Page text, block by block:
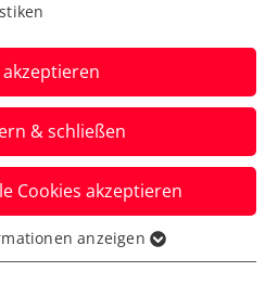
Youth
dabei
von seinem
größten Erlebnis“ als
akzeptieren
& schließen
Cookies akzeptieren
für grundlegende
anzeigen